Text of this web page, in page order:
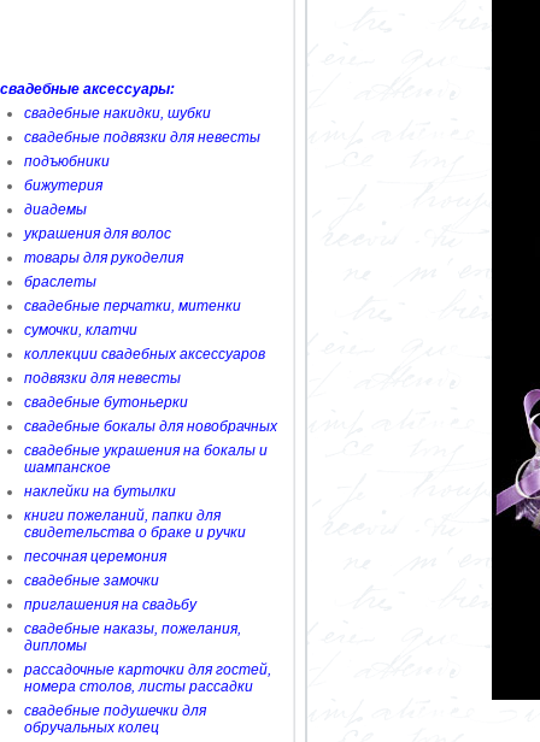
свадебные аксессуары:
свадебные накидки, шубки
свадебные подвязки для невесты
подъюбники
бижутерия
диадемы
украшения для волос
товары для рукоделия
браслеты
свадебные перчатки, митенки
сумочки, клатчи
коллекции свадебных аксессуаров
подвязки для невесты
свадебные бутоньерки
свадебные бокалы для новобрачных
свадебные украшения на бокалы и
шампанское
наклейки на бутылки
книги пожеланий, папки для
свидетельства о браке и ручки
песочная церемония
свадебные замочки
приглашения на свадьбу
свадебные наказы, пожелания,
дипломы
рассадочные карточки для гостей,
номера столов, листы рассадки
свадебные подушечки для
обручальных колец